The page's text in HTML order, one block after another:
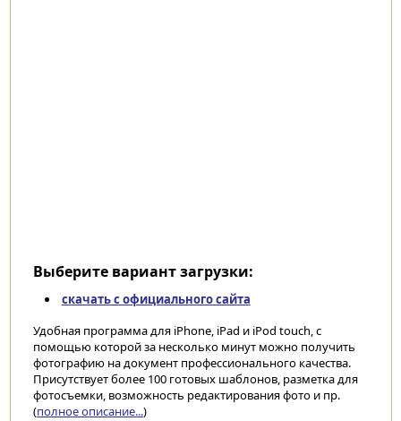
Выберите вариант загрузки:
скачать с официального сайта
Удобная программа для iPhone, iPad и iPod touch, с
помощью которой за несколько минут можно получить
фотографию на документ профессионального качества.
Присутствует более 100 готовых шаблонов, разметка для
фотосъемки, возможность редактирования фото и пр.
(полное описание...)